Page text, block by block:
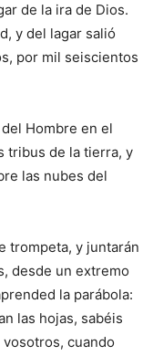
de la ira de Dios.
y del lagar salió
por mil seiscientos
Hombre en el
tribus de la tierra, y
las nubes del
trompeta, y juntarán
desde un extremo
la parábola:
las hojas, sabéis
cuando